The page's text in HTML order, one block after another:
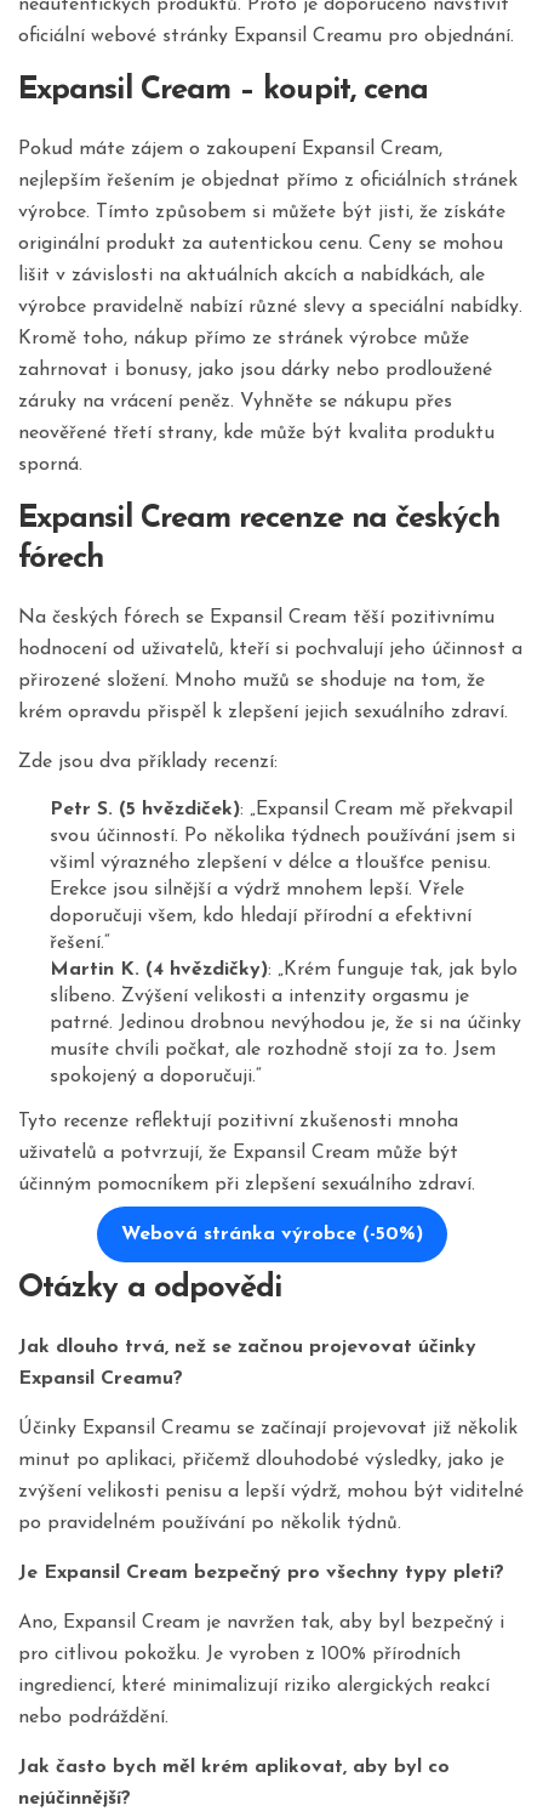
neautentických produktů. Proto je doporučeno navštívit
oficiální webové stránky Expansil Creamu pro objednání.
Expansil Cream – koupit, cena
Pokud máte zájem o zakoupení Expansil Cream,
nejlepším řešením je objednat přímo z oficiálních stránek
výrobce. Tímto způsobem si můžete být jisti, že získáte
originální produkt za autentickou cenu. Ceny se mohou
lišit v závislosti na aktuálních akcích a nabídkách, ale
výrobce pravidelně nabízí různé slevy a speciální nabídky.
Kromě toho, nákup přímo ze stránek výrobce může
zahrnovat i bonusy, jako jsou dárky nebo prodloužené
záruky na vrácení peněz. Vyhněte se nákupu přes
neověřené třetí strany, kde může být kvalita produktu
sporná.
Expansil Cream recenze na českých
fórech
Na českých fórech se Expansil Cream těší pozitivnímu
hodnocení od uživatelů, kteří si pochvalují jeho účinnost a
přirozené složení. Mnoho mužů se shoduje na tom, že
krém opravdu přispěl k zlepšení jejich sexuálního zdraví.
Zde jsou dva příklady recenzí:
Petr S. (5 hvězdiček): „Expansil Cream mě překvapil
svou účinností. Po několika týdnech používání jsem si
všiml výrazného zlepšení v délce a tloušťce penisu.
Erekce jsou silnější a výdrž mnohem lepší. Vřele
doporučuji všem, kdo hledají přírodní a efektivní
řešení.“
Martin K. (4 hvězdičky): „Krém funguje tak, jak bylo
slíbeno. Zvýšení velikosti a intenzity orgasmu je
patrné. Jedinou drobnou nevýhodou je, že si na účinky
musíte chvíli počkat, ale rozhodně stojí za to. Jsem
spokojený a doporučuji.“
Tyto recenze reflektují pozitivní zkušenosti mnoha
uživatelů a potvrzují, že Expansil Cream může být
účinným pomocníkem při zlepšení sexuálního zdraví.
Webová stránka výrobce (-50%)
Otázky a odpovědi
Jak dlouho trvá, než se začnou projevovat účinky
Expansil Creamu?
Účinky Expansil Creamu se začínají projevovat již několik
minut po aplikaci, přičemž dlouhodobé výsledky, jako je
zvýšení velikosti penisu a lepší výdrž, mohou být viditelné
po pravidelném používání po několik týdnů.
Je Expansil Cream bezpečný pro všechny typy pleti?
Ano, Expansil Cream je navržen tak, aby byl bezpečný i
pro citlivou pokožku. Je vyroben z 100% přírodních
ingrediencí, které minimalizují riziko alergických reakcí
nebo podráždění.
Jak často bych měl krém aplikovat, aby byl co
nejúčinnější?